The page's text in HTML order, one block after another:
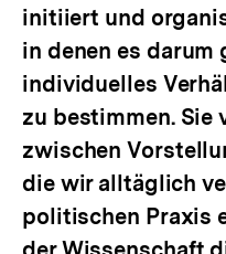
initiiert und
in denen es darum
individuelles
zu bestimmen.
zwischen
die wir alltäglich
politischen Praxis